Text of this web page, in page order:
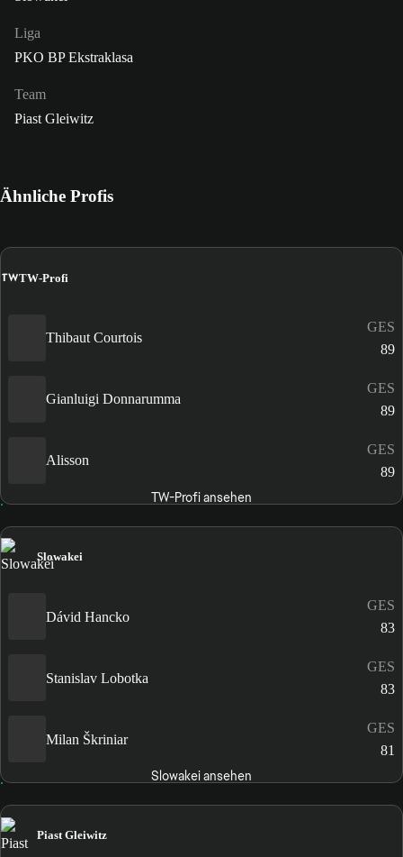
Liga
PKO BP Ekstraklasa
Team
Piast Gleiwitz
Ähnliche Profis
TWTW-Profi
Thibaut Courtois
GES
89
Gianluigi Donnarumma
GES
89
Alisson
GES
89
TW-Profi ansehen
Slowakei
Dávid Hancko
GES
83
Stanislav Lobotka
GES
83
Milan Škriniar
GES
81
Slowakei ansehen
Piast Gleiwitz